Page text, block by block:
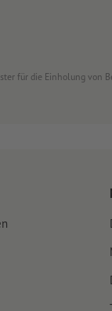
für die Einholung von